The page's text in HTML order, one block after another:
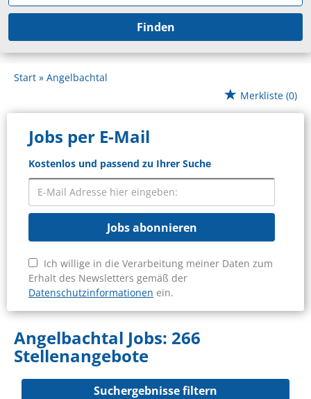
Finden
Start
Angelbachtal
Merkliste (0)
Jobs per E-Mail
Kostenlos und passend zu Ihrer Suche
Jobs abonnieren
Ich willige in die Verarbeitung meiner Daten zum
Erhalt des Newsletters gemäß der
Datenschutzinformationen ein.
Angelbachtal Jobs: 266
Stellenangebote
Suchergebnisse filtern